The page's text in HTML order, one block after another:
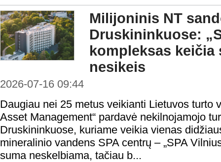
Milijoninis NT
Druskininkuose:
kompleksas keičia
nesikeis
2026-07-16 09:44
Daugiau nei 25 metus veikianti Lietuvos turto
Asset Management“ pardavė nekilnojamojo
Druskininkuose, kuriame veikia vienas
mineralinio vandens SPA centrų – „SPA
suma neskelbiama, tačiau b...